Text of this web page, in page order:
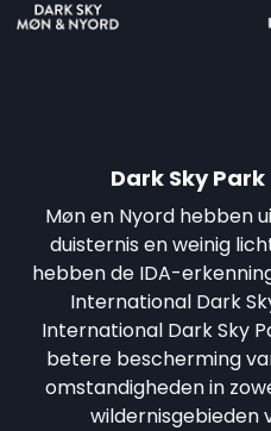
Dark Sky
Møn en Nyord hebben
duisternis en weinig
hebben de IDA-
International Dark
International Dark Sky
betere bescherming
omstandigheden in
wildernisgebieden